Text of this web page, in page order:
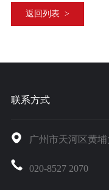
返回列表 >
联系方式
广州市天河区黄
020-8527 2070